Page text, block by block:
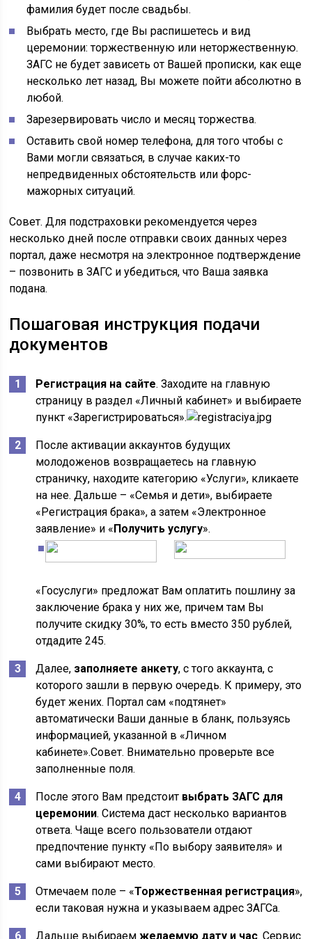
фамилия будет после свадьбы.
Выбрать место, где Вы распишетесь и вид
церемонии: торжественную или неторжественную.
ЗАГС не будет зависеть от Вашей прописки, как еще
несколько лет назад, Вы можете пойти абсолютно в
любой.
Зарезервировать число и месяц торжества.
Оставить свой номер телефона, для того чтобы с
Вами могли связаться, в случае каких-то
непредвиденных обстоятельств или форс-
мажорных ситуаций.
Совет. Для подстраховки рекомендуется через
несколько дней после отправки своих данных через
портал, даже несмотря на электронное подтверждение
– позвонить в ЗАГС и убедиться, что Ваша заявка
подана.
Пошаговая инструкция подачи
документов
Регистрация на сайте. Заходите на главную
страницу в раздел «Личный кабинет» и выбираете
пункт «Зарегистрироваться».
После активации аккаунтов будущих
молодоженов возвращаетесь на главную
страничку, находите категорию «Услуги», кликаете
на нее. Дальше – «Семья и дети», выбираете
«Регистрация брака», а затем «Электронное
заявление» и «Получить услугу».
«Госуслуги» предложат Вам оплатить пошлину за
заключение брака у них же, причем там Вы
получите скидку 30%, то есть вместо 350 рублей,
отдадите 245.
Далее, заполняете анкету, с того аккаунта, с
которого зашли в первую очередь. К примеру, это
будет жених. Портал сам «подтянет»
автоматически Ваши данные в бланк, пользуясь
информацией, указанной в «Личном
кабинете».Совет. Внимательно проверьте все
заполненные поля.
После этого Вам предстоит выбрать ЗАГС для
церемонии. Система даст несколько вариантов
ответа. Чаще всего пользователи отдают
предпочтение пункту «По выбору заявителя» и
сами выбирают место.
Отмечаем поле – «Торжественная регистрация»,
если таковая нужна и указываем адрес ЗАГСа.
Дальше выбираемжелаемую дату и час. Сервис